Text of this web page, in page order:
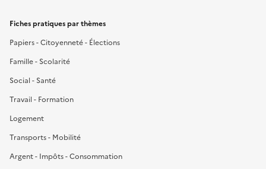
Fiches pratiques par thèmes
Papiers - Citoyenneté - Élections
Famille - Scolarité
Social - Santé
Travail - Formation
Logement
Transports - Mobilité
Argent - Impôts - Consommation